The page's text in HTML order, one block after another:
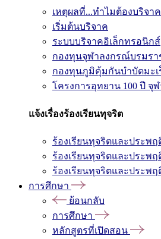
เหตุผลที่...ทำไมต้องบริจา
เริ่มต้นบริจาค
ระบบบริจาคอิเล็กทรอนิกส์
กองทุนจุฬาลงกรณ์บรมร
กองทุนภูมิคุ้มกันบำบัดมะเ
โครงการอุทยาน 100 ปี จุ
แจ้งเรื่องร้องเรียนทุจริต
ร้องเรียนทุจริตและประพ
ร้องเรียนทุจริตและประพ
ร้องเรียนทุจริตและประพ
การศึกษา
ย้อนกลับ
การศึกษา
หลักสูตรที่เปิดสอน